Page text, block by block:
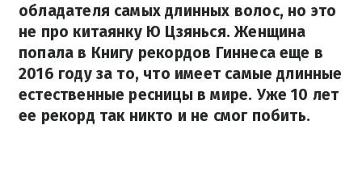
обладателя самых длинных волос, но это
не про китаянку Ю Цзянься. Женщина
попала в Книгу рекордов Гиннеса еще в
2016 году за то, что имеет самые длинные
естественные ресницы в мире. Уже 10 лет
ее рекорд так никто и не смог побить.